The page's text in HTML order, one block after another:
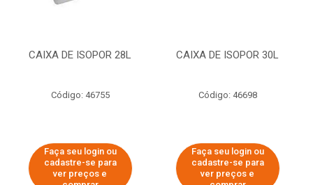
CAIXA DE ISOPOR 28L
Código: 46755
Faça seu login ou
cadastre-se para
ver preços e
CAIXA DE ISOPOR 30L
Código: 46698
Faça seu login ou
cadastre-se para
ver preços e